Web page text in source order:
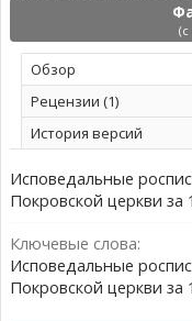
Обзoр
Рецензии (1)
История версий
Исповедальные
Покровской церкви за
Ключевые слова:
Исповедальные
Покровской церкви за